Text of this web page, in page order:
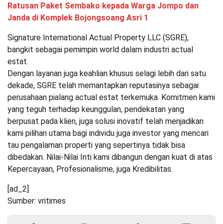
Ratusan Paket Sembako kepada Warga Jompo dan
Janda di Komplek Bojongsoang Asri 1
Signature International Actual Property LLC (SGRE),
bangkit sebagai pemimpin world dalam industri actual
estat.
Dengan layanan juga keahlian khusus selagi lebih dari satu
dekade, SGRE telah memantapkan reputasinya sebagai
perusahaan pialang actual estat terkemuka. Komitmen kami
yang teguh terhadap keunggulan, pendekatan yang
berpusat pada klien, juga solusi inovatif telah menjadikan
kami pilihan utama bagi individu juga investor yang mencari
tau pengalaman properti yang sepertinya tidak bisa
dibedakan. Nilai-Nilai Inti kami dibangun dengan kuat di atas
Kepercayaan, Profesionalisme, juga Kredibilitas.
[ad_2]
Sumber: vritimes